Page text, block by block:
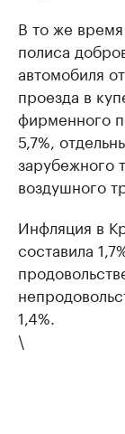
В то же
полиса
автомобиля
проезда в
фирменного
5,7%,
зарубежного
воздушного
Инфляция в
составила
1,4%.
\